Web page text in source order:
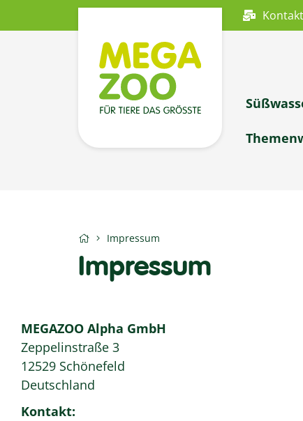
Impressum
Impressum
MEGAZOO Alpha GmbH
Zeppelinstraße 3
12529 Schönefeld
Deutschland
Kontakt: